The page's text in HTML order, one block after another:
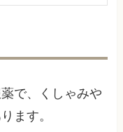
で、くしゃみや
ます。